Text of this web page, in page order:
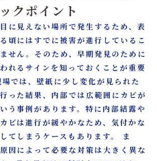
クポイント
に見えない場所で発生するため、表
頃にはすでに被害が進行しているこ
せん。そのため、早期発見のために
れるサインを知っておくことが重要
では、壁紙に少し変化が見られた
った結果、内部では広範囲にカビが
う事例があります。特に内部結露や
ビは進行が緩やかなため、気付かな
てしまうケースもあります。 ま
因によって必要な対策は大きく異な